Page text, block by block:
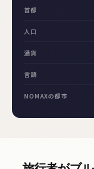
首都
人口
通貨
言語
NOMAXの都市